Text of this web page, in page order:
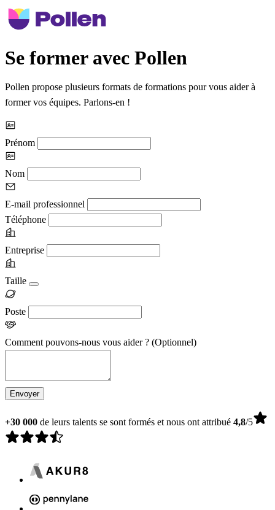
Se former avec Pollen
Pollen propose plusieurs formats de formations pour vous aider à
former vos équipes. Parlons-en !
Prénom
Nom
E-mail professionnel
Téléphone
Entreprise
Taille
Poste
Comment pouvons-nous vous aider ? (Optionnel)
Envoyer
+30 000 de leurs talents se sont formés et nous ont attribué 4,8/5